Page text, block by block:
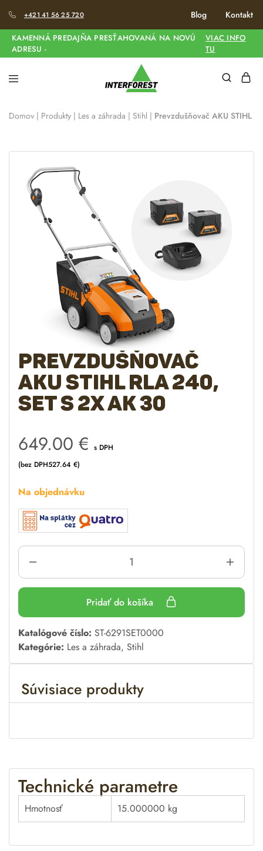
+421 41 56 25 720 Blog Kontakt
KAMENNÁ PREDAJŇA PRESŤAHOVANÁ NA NOVÚ
ADRESU -
VIAC INFO
TU
Domov | Produkty | Les a záhrada | Stihl | Prevzdušňovač AKU STIHL
Prevzdušňovač
AKU STIHL RLA 240,
set s 2x AK 30
649.00 € s DPH
(bez DPH527.64 €)
Na objednávku
Pridať do košíka
A
l
t
n
Katalógové číslo: ST-6291SET0000
Kategórie: Les a záhrada, Stihl
Súvisiace produkty
Technické parametre
Hmotnosť 15.000000 kg